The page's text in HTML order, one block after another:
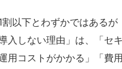
以下とわずかではある
入しない理由」は、「セ
用コストがかかる」「費